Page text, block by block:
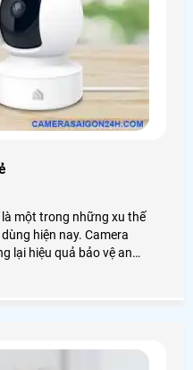
một trong những xu thế
nay. Camera
lại hiệu quả bảo vệ an